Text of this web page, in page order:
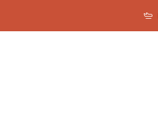
MAPAS PINEABLES